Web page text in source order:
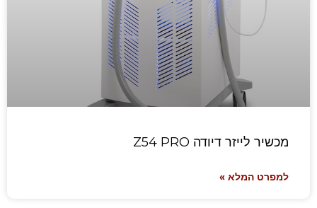
מכשיר לייזר דיודה Z54 PRO
למפרט המלא »